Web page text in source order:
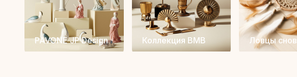
PAVONE JP Design Коллекция BMB Ловцы снов